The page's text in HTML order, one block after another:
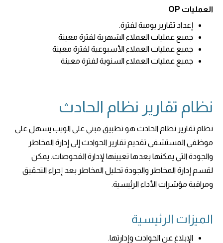
العمليات OP
إعداد تقارير يومية لفترة.
جميع عمليات العملاء الشهرية لفترة معينة
جميع عمليات العملاء الأسبوعية لفترة معينة
جميع عمليات العملاء السنوية لفترة معينة
نظام تقارير نظام الحادث
نظام تقارير نظام الحادث هو تطبيق مبني على الويب يسهل على
موظفي المستشفى تقديم تقارير الحوادث إلى إدارة المخاطر
والجودة التي يمكنها بعدها تعيينها لإدارة الفحوصات. يمكن
لقسم إدارة المخاطر والجودة تحليل المخاطر بعد إجراء التحقيق
ومراقبة مؤشرات الأداء الرئيسية.
الميزات الرئيسية
الإبلاغ عن الحوادث وإدارتها.